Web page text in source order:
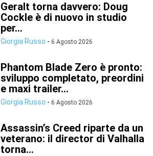
Geralt torna davvero: Doug
Cockle è di nuovo in studio
per...
Giorgia Russo - 6 Agosto 2026
Phantom Blade Zero è pronto:
sviluppo completato, preordini
e maxi trailer...
Giorgia Russo - 6 Agosto 2026
Assassin’s Creed riparte da un
veterano: il director di Valhalla
torna...